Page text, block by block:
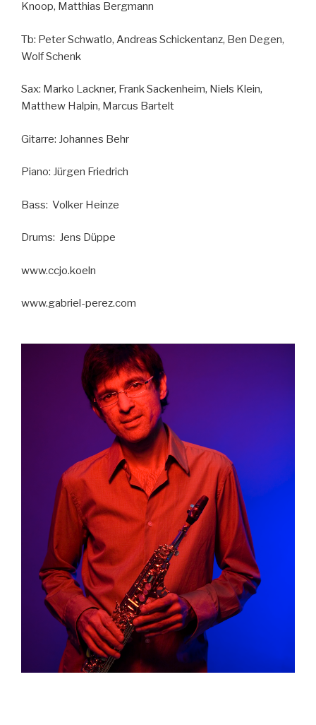
Knoop, Matthias Bergmann
Tb: Peter Schwatlo, Andreas Schickentanz, Ben Degen,
Wolf Schenk
Sax: Marko Lackner, Frank Sackenheim, Niels Klein,
Matthew Halpin, Marcus Bartelt
Gitarre: Johannes Behr
Piano: Jürgen Friedrich
Bass: Volker Heinze
Drums: Jens Düppe
www.ccjo.koeln
www.gabriel-perez.com